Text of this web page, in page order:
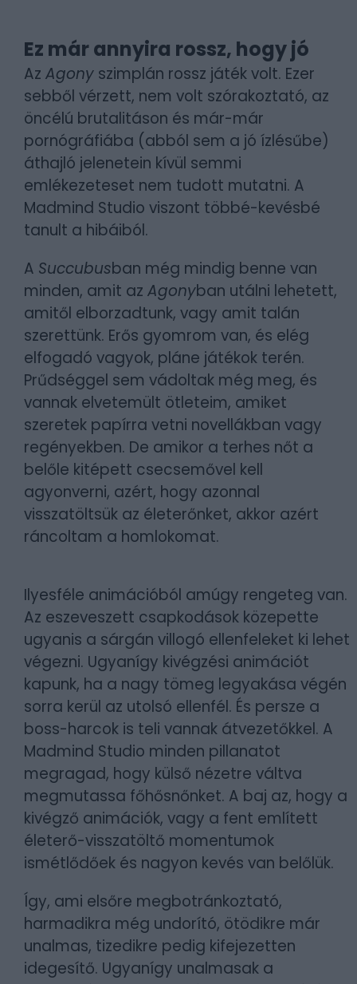
Ez már annyira rossz, hogy jó
Az Agony szimplán rossz játék volt. Ezer
sebből vérzett, nem volt szórakoztató, az
öncélú brutalitáson és már-már
pornógráfiába (abból sem a jó ízlésűbe)
áthajló jelenetein kívül semmi
emlékezeteset nem tudott mutatni. A
Madmind Studio viszont többé-kevésbé
tanult a hibáiból.
A Succubusban még mindig benne van
minden, amit az Agonyban utálni lehetett,
amitől elborzadtunk, vagy amit talán
szerettünk. Erős gyomrom van, és elég
elfogadó vagyok, pláne játékok terén.
Prűdséggel sem vádoltak még meg, és
vannak elvetemült ötleteim, amiket
szeretek papírra vetni novellákban vagy
regényekben. De amikor a terhes nőt a
belőle kitépett csecsemővel kell
agyonverni, azért, hogy azonnal
visszatöltsük az életerőnket, akkor azért
ráncoltam a homlokomat.
Ilyesféle animációból amúgy rengeteg van.
Az eszeveszett csapkodások közepette
ugyanis a sárgán villogó ellenfeleket ki lehet
végezni. Ugyanígy kivégzési animációt
kapunk, ha a nagy tömeg legyakása végén
sorra kerül az utolsó ellenfél. És persze a
boss-harcok is teli vannak átvezetőkkel. A
Madmind Studio minden pillanatot
megragad, hogy külső nézetre váltva
megmutassa főhősnőnket. A baj az, hogy a
kivégző animációk, vagy a fent említett
életerő-visszatöltő momentumok
ismétlődőek és nagyon kevés van belőlük.
Így, ami elsőre megbotránkoztató,
harmadikra még undorító, ötödikre már
unalmas, tizedikre pedig kifejezetten
idegesítő. Ugyanígy unalmasak a